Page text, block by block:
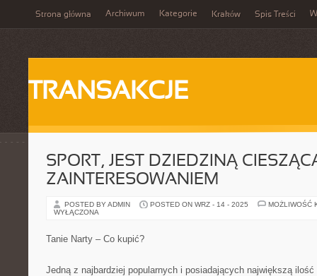
Strona główna Archiwum Kategorie Kraków Spis Treści
TRANSAKCJE
SPORT, JEST DZIEDZINĄ
ZAINTERESOWANIEM
POSTED BY ADMIN POSTED ON WRZ - 14 - 2025
MOŻLIWOŚĆ
WYŁĄCZONA
Tanie Narty – Co kupić?
Jedną z najbardziej popularnych i posiadających największą ilość